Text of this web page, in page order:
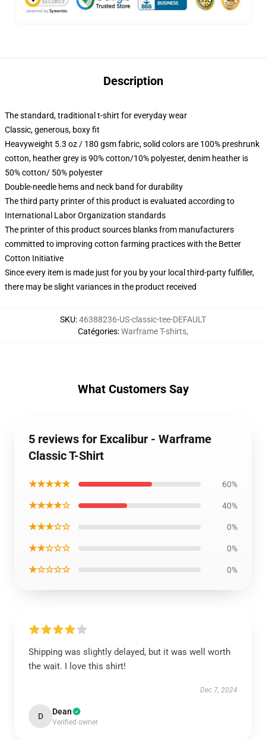
Description
The standard, traditional t-shirt for everyday wear
Classic, generous, boxy fit
Heavyweight 5.3 oz / 180 gsm fabric, solid colors are 100% preshrunk
cotton, heather grey is 90% cotton/10% polyester, denim heather is
50% cotton/ 50% polyester
Double-needle hems and neck band for durability
The third party printer of this product is evaluated according to
International Labor Organization standards
The printer of this product sources blanks from manufacturers
committed to improving cotton farming practices with the Better
Cotton Initiative
Since every item is made just for you by your local third-party fulfiller,
there may be slight variances in the product received
SKU:46388236-US-classic-tee-DEFAULT
Catégories:Warframe T-shirts,
What Customers Say
5 reviews for Excalibur - Warframe
Classic T-Shirt
★★★★★ 60%
★★★★☆ 40%
★★★☆☆ 0%
★★☆☆☆ 0%
★☆☆☆☆ 0%
Shipping was slightly delayed, but it was well worth
the wait. I love this shirt!
Dec 7, 2024
D Dean
Verified owner